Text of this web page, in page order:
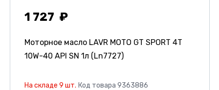
1 727
Моторное масло LAVR MOTO GT SPORT 4T
10W-40 API SN 1л (Ln7727)
На складе 9 шт. Код товара 9363886